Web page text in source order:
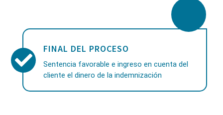
FINAL DEL PROCESO
Sentencia favorable e ingreso en cuenta del
cliente el dinero de la indemnización